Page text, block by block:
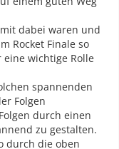
dabei waren und
Rocket Finale so
eine wichtige Rolle
spannenden
Folgen
durch einen
zu gestalten.
durch die oben